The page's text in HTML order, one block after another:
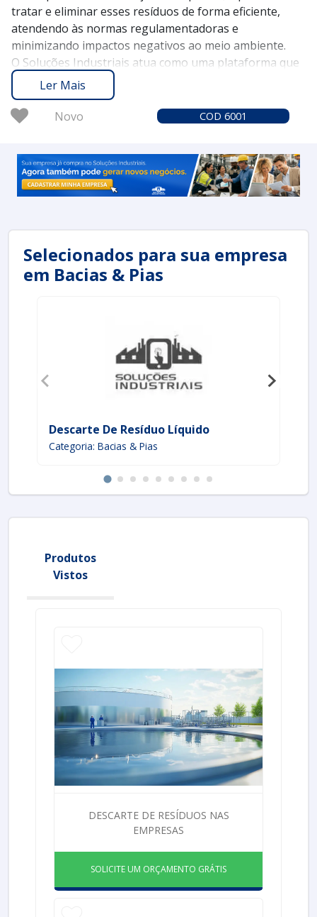
tratar e eliminar esses resíduos de forma eficiente,
atendendo às normas regulamentadoras e
minimizando impactos negativos ao meio ambiente.
O Soluções Industriais atua como uma plataforma que
conecta empresas a fornecedores de serviços e
equipamentos especializados em descarte de resíduos
líquidos. Desde 2012, a plataforma já conta com mais de
soluções do mercado.
Considere solicitar um orçamento no Soluções
Industriais e descubra como um adequado descarte de
econformidadeem suas operações.
Ler Mais
Novo
COD 6001
Selecionados para sua empresa
em Bacias & Pias
Descarte De Resíduo Líquido
Categoria: Bacias & Pias
Produtos
Vistos
DESCARTE DE RESÍDUOS NAS
EMPRESAS
SOLICITE UM ORÇAMENTO GRÁTIS